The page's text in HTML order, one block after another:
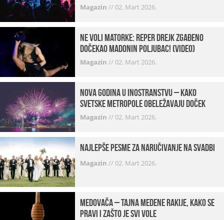
Magazin //02. Mart 2026.
Ne voli matorke: Reper Drejk zgađeno
dočekao Madonin poljubac! (VIDEO)
Magazin //02. Mart 2026.
Nova godina u inostranstvu – kako
svetske metropole obeležavaju doček
Magazin //02. Mart 2026.
Najlepše pesme za naručivanje na svadbi
Magazin //02. Mart 2026.
Medovača – tajna medene rakije, kako se
pravi i zašto je svi vole